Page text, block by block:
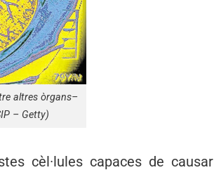
altres òrgans–
– Getty)
cèl·lules capaces de causar